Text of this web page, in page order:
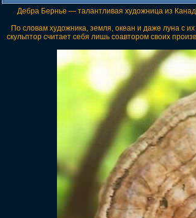
Дебра Бернье — талантливая художница из
По словам художника, земля, океан и даже луна с
скульптор считает себя лишь соавтором своих